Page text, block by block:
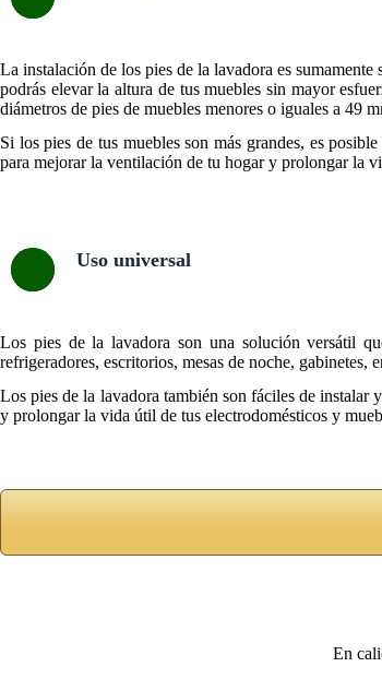
La instalación de los pies de la lavadora es
podrás elevar la altura de tus muebles sin mayor
diámetros de pies de muebles menores o iguales a 49
Si los pies de tus muebles son más grandes, es
para mejorar la ventilación de tu hogar y prolongar la
Uso universal
Los pies de la lavadora son una solución versátil
refrigeradores, escritorios, mesas de noche,
Los pies de la lavadora también son fáciles de instalar
y prolongar la vida útil de tus electrodomésticos y
En